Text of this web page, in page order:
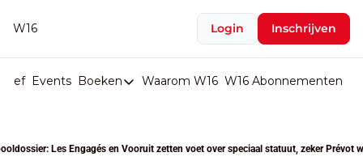
W16 Login Inschrijven
Events Boeken
Boeken
Boeken
Waarom W16 W16 Abonnementen
Les Engagés en Vooruit zetten voet over speciaal statuut, zeker Prévot